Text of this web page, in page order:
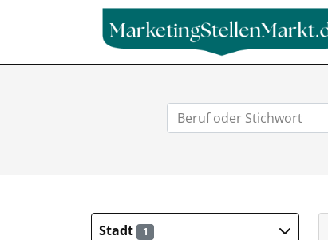
Stadt 1